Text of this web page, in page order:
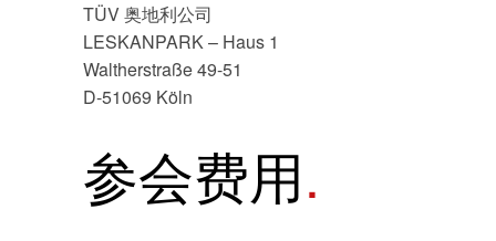
TÜV 奥地利公司
LESKANPARK – Haus 1
Waltherstraße 49-51
D-51069 Köln
参会费用